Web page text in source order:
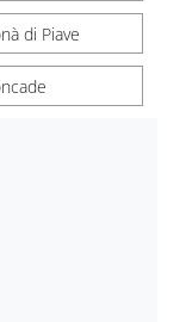
di Piave